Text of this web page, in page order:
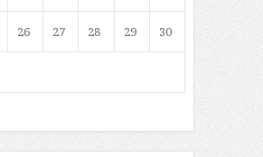
26 27 28 29 30